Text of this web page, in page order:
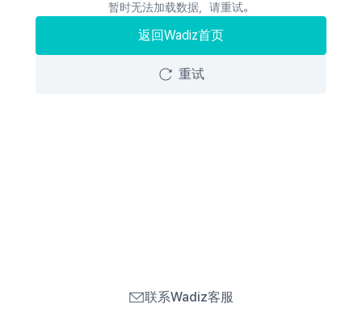
暂时无法加载数据，请重试。
返回Wadiz首页
重试
联系Wadiz客服